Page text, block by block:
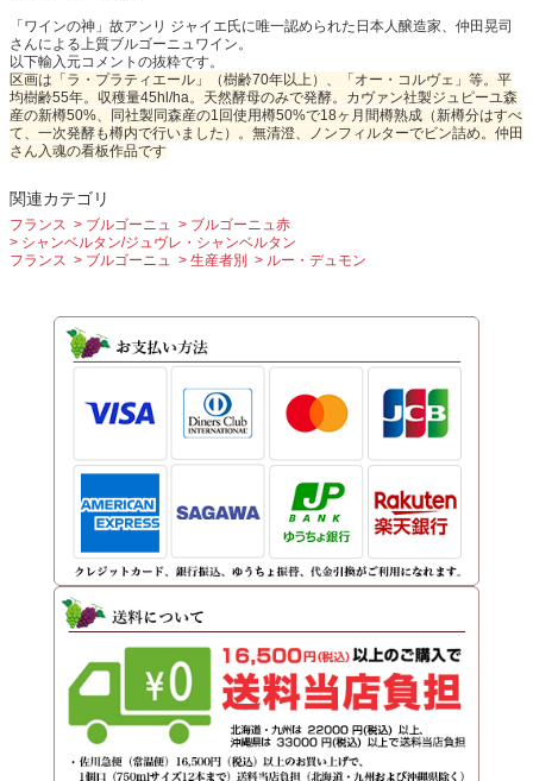
「ワインの神」故アンリ ジャイエ氏に唯一認められた日本人醸造家、仲田晃司
さんによる上質ブルゴーニュワイン。
以下輸入元コメントの抜粋です。
区画は「ラ・プラティエール」（樹齢70年以上）、「オー・コルヴェ」等。平
均樹齢55年。収穫量45hl/ha。天然酵母のみで発酵。カヴァン社製ジュピーユ森
産の新樽50%、同社製同森産の1回使用樽50%で18ヶ月間樽熟成（新樽分はすべ
て、一次発酵も樽内で行いました）。無清澄、ノンフィルターでビン詰め。仲田
さん入魂の看板作品です
関連カテゴリ
フランス ブルゴーニュ
ブルゴーニュ赤
シャンベルタン/ジュヴレ・シャンベルタン
フランス
ブルゴーニュ 生産者別 ルー・デュモン